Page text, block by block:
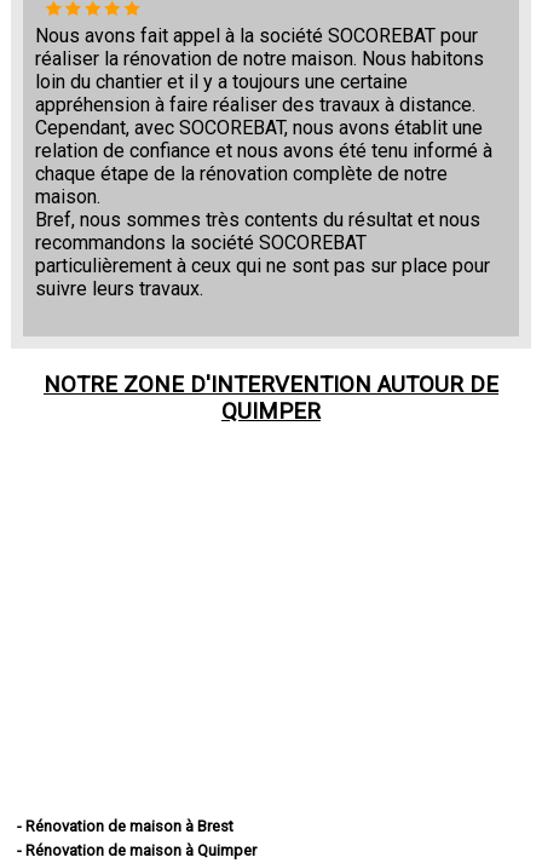
Nous avons fait appel à la société SOCOREBAT pour
réaliser la rénovation de notre maison. Nous habitons
loin du chantier et il y a toujours une certaine
appréhension à faire réaliser des travaux à distance.
Cependant, avec SOCOREBAT, nous avons établit une
relation de confiance et nous avons été tenu informé à
chaque étape de la rénovation complète de notre
maison.
Bref, nous sommes très contents du résultat et nous
recommandons la société SOCOREBAT
particulièrement à ceux qui ne sont pas sur place pour
suivre leurs travaux.
NOTRE ZONE D'INTERVENTION AUTOUR DE
QUIMPER
- Rénovation de maison à Brest
- Rénovation de maison à Quimper